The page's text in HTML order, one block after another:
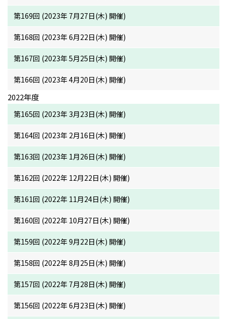
第169回 (2023年 7月27日(木) 開催)
第168回 (2023年 6月22日(木) 開催)
第167回 (2023年 5月25日(木) 開催)
第166回 (2023年 4月20日(木) 開催)
2022年度
第165回 (2023年 3月23日(木) 開催)
第164回 (2023年 2月16日(木) 開催)
第163回 (2023年 1月26日(木) 開催)
第162回 (2022年 12月22日(木) 開催)
第161回 (2022年 11月24日(木) 開催)
第160回 (2022年 10月27日(木) 開催)
第159回 (2022年 9月22日(木) 開催)
第158回 (2022年 8月25日(木) 開催)
第157回 (2022年 7月28日(木) 開催)
第156回 (2022年 6月23日(木) 開催)